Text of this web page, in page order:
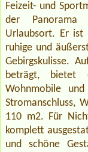
Feizeit- und
der Panorama
Urlaubsort. Er ist
ruhige und
Gebirgskulisse.
beträgt, bietet
Wohnmobile
Stromanschluss,
110 m2. Für
komplett
und schöne